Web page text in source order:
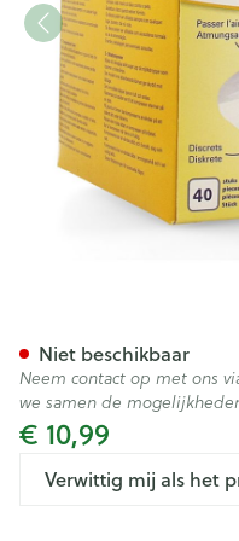
€ 10,99
Verwittig mij als het
Niet beschikbaar
Neem contact op met ons
we samen de